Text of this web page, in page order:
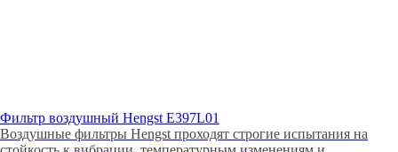
Фильтр воздушный Hengst E397L01
Воздушные фильтры Hengst проходят строгие испытания на